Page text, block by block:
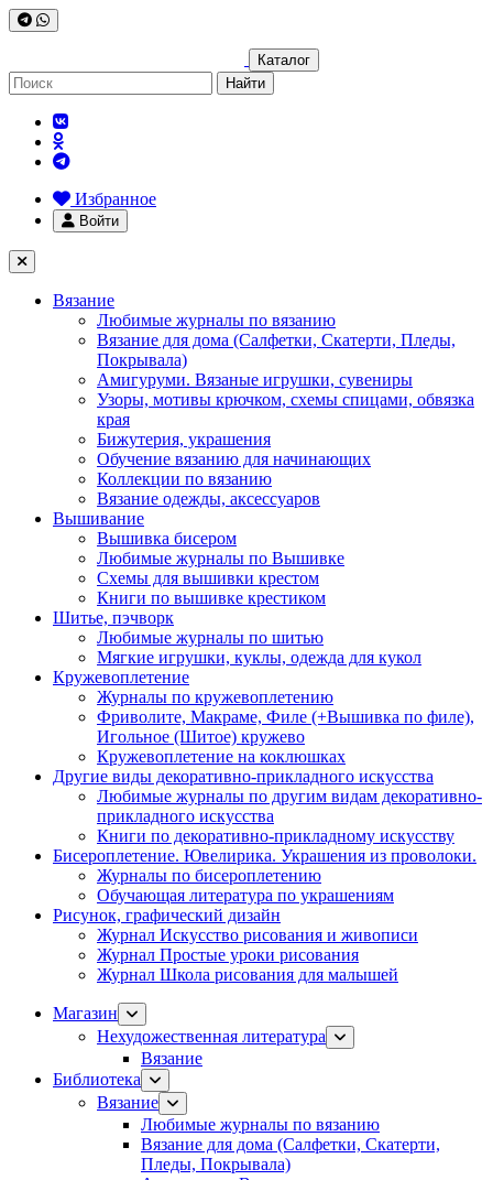
Каталог
Найти
Избранное
Войти
Вязание
Любимые журналы по вязанию
Вязание для дома (Салфетки, Скатерти, Пледы,
Покрывала)
Амигуруми. Вязаные игрушки, сувениры
Узоры, мотивы крючком, схемы спицами, обвязка
края
Бижутерия, украшения
Обучение вязанию для начинающих
Коллекции по вязанию
Вязание одежды, аксессуаров
Вышивание
Вышивка бисером
Любимые журналы по Вышивке
Схемы для вышивки крестом
Книги по вышивке крестиком
Шитье, пэчворк
Любимые журналы по шитью
Мягкие игрушки, куклы, одежда для кукол
Кружевоплетение
Журналы по кружевоплетению
Фриволите, Макраме, Филе (+Вышивка по филе),
Игольное (Шитое) кружево
Кружевоплетение на коклюшках
Другие виды декоративно-прикладного искусства
Любимые журналы по другим видам декоративно-
прикладного искусства
Книги по декоративно-прикладному искусству
Бисероплетение. Ювелирика. Украшения из проволоки.
Журналы по бисероплетению
Обучающая литература по украшениям
Рисунок, графический дизайн
Журнал Искусство рисования и живописи
Журнал Простые уроки рисования
Журнал Школа рисования для малышей
Магазин
Нехудожественная литература
Вязание
Библиотека
Вязание
Любимые журналы по вязанию
Вязание для дома (Салфетки, Скатерти,
Пледы, Покрывала)